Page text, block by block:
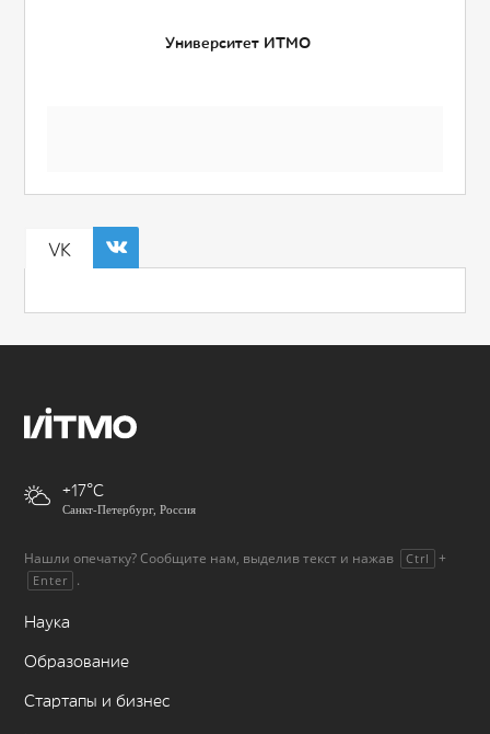
Университет ИТМО
VK
+17
Санкт-Петербург, Россия
Нашли опечатку? Сообщите нам, выделив текст и нажав Ctrl +
Enter .
Наука
Образование
Стартапы и бизнес